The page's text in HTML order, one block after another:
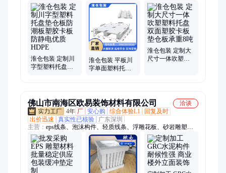
板、加厚塑料卡板
淮仓包装 定制川
字型塑料托盘垫
淮仓包装 平板川
字单面塑料托盘
淮仓包装 定制大
尺寸一体吹塑塑
佛山市南海区欧易装饰材料有限公司
洽谈
4年 厂 安心购 综合体验L1
回复及时
出价迅速
真实性已核验
广东深圳
主营： eps线条、泡沫构件、轻质线条、浮雕花板、砂岩雕塑、
装饰线条、水泥构件、泡沫线条、装饰构件、欧式罗马柱、别墅
罗马柱、花盆装饰件、轻质防火材料、发泡陶瓷构件、发泡陶瓷
浮雕、发泡陶瓷装饰件、陶瓷浮雕背景墙、发泡陶瓷背景墙